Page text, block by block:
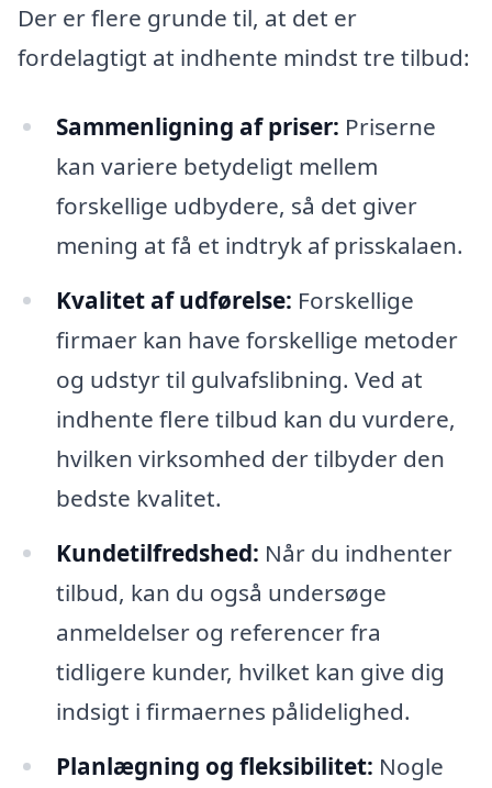
Der er flere grunde til, at det er
fordelagtigt at indhente mindst tre tilbud:
Sammenligning af priser: Priserne
kan variere betydeligt mellem
forskellige udbydere, så det giver
mening at få et indtryk af prisskalaen.
Kvalitet af udførelse: Forskellige
firmaer kan have forskellige metoder
og udstyr til gulvafslibning. Ved at
indhente flere tilbud kan du vurdere,
hvilken virksomhed der tilbyder den
bedste kvalitet.
Kundetilfredshed: Når du indhenter
tilbud, kan du også undersøge
anmeldelser og referencer fra
tidligere kunder, hvilket kan give dig
indsigt i firmaernes pålidelighed.
Planlægning og fleksibilitet: Nogle